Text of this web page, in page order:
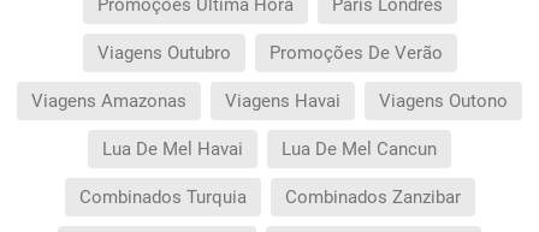
Promoções Última Hora Paris Londres
Viagens Outubro Promoções De Verão
Viagens Amazonas Viagens Havai Viagens Outono
Lua De Mel Havai Lua De Mel Cancun
Combinados Turquia Combinados Zanzibar